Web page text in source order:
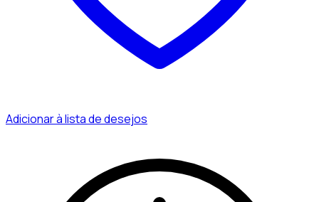
Adicionar à lista de desejos